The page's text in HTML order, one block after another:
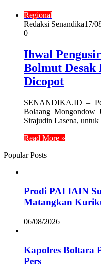
Regional
Redaksi Senandika17/
0
Ihwal
Bolmut Desak
Dicopot
SENANDIKA.ID –
Bolaang Mongondow
Sirajudin Lasena,
Read More »
Popular Posts
Prodi PAI IAIN
Matangkan
06/08/2026
Kapolres Boltara
Pers